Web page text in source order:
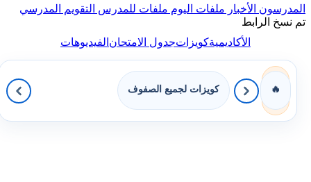
المدرسون الأخبار ملفات اليوم ملفات للمدرس التقويم المدرسي
تم نسخ الرابط
الأكاديميةكويزاتجدول الامتحانالفيديوهات
🔥 كويزات لجميع الصفوف